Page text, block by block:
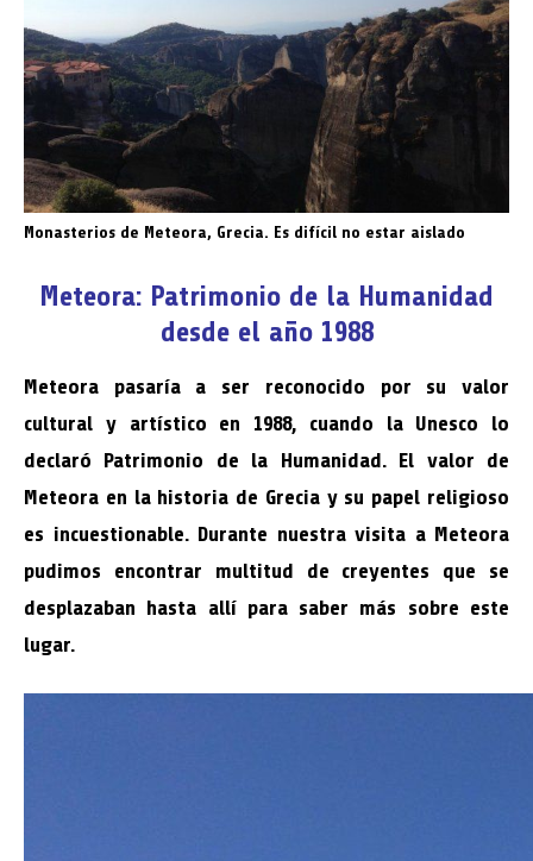
Monasterios de Meteora, Grecia. Es difícil no estar aislado
Meteora: Patrimonio de la Humanidad
desde el año 1988
Meteora pasaría a ser reconocido por su valor
cultural y artístico en 1988, cuando la Unesco lo
declaró Patrimonio de la Humanidad. El valor de
Meteora en la historia de Grecia y su papel religioso
es incuestionable. Durante nuestra visita a Meteora
pudimos encontrar multitud de creyentes que se
desplazaban hasta allí para saber más sobre este
lugar.